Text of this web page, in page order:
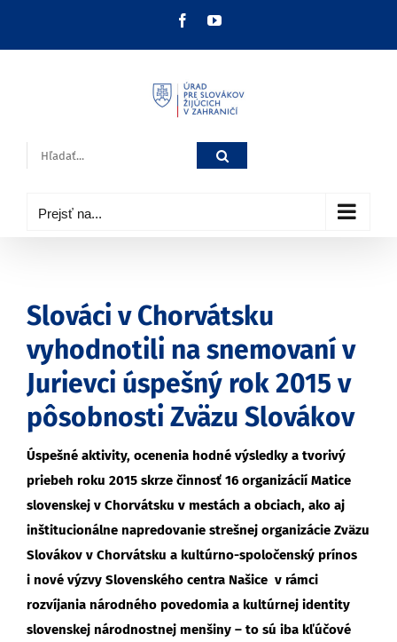
FacebookYouTube
Hľadať:
Prejsť na...
Slováci v Chorvátsku
vyhodnotili na snemovaní v
Jurievci úspešný rok 2015 v
pôsobnosti Zväzu Slovákov
Úspešné aktivity, ocenenia hodné výsledky a tvorivý
priebeh roku 2015 skrze činnosť 16 organizácií Matice
slovenskej v Chorvátsku v mestách a obciach, ako aj
inštitucionálne napredovanie strešnej organizácie Zväzu
Slovákov v Chorvátsku a kultúrno-spoločenský prínos
i nové výzvy Slovenského centra Našice v rámci
rozvíjania národného povedomia a kultúrnej identity
slovenskej národnostnej menšiny – to sú iba kľúčové